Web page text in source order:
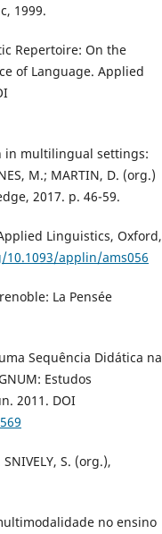
1999.
Repertoire: On the
of Language. Applied
in multilingual settings:
M.; MARTIN, D. (org.)
2017. p. 46-59.
Linguistics, Oxford,
applin/ams056
La Pensée
Sequência Didática na
Estudos
2011. DOI
S. (org.),
no ensino